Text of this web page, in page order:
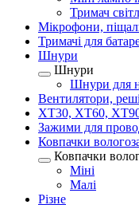
Тримач
Мікрофони,
Тримачі для
Шнури
Шнури
Шнури для
Вентилятори,
XT30, XT60,
Зажими для
Ковпачки
Ковпачки
Міні
Малі
Різне